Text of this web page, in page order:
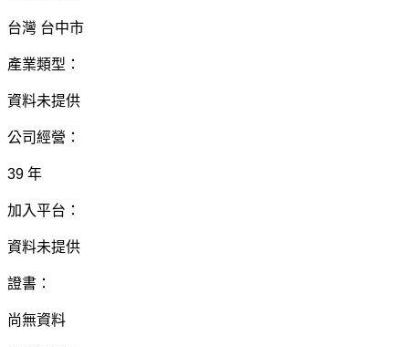
台灣 台中市
產業類型：
資料未提供
公司經營：
39 年
加入平台：
資料未提供
證書：
尚無資料